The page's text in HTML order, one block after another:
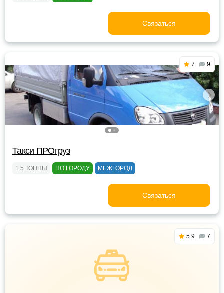
Связаться
7 9
Такси ПРОгруз
1.5 ТОННЫ ПО ГОРОДУ МЕЖГОРОД
Связаться
5.9 7